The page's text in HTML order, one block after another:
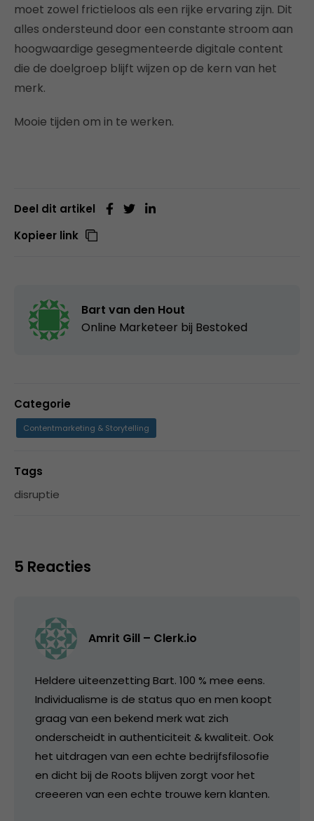
moet zowel frictieloos als een rijke ervaring zijn. Dit
alles ondersteund door een constante stroom aan
hoogwaardige gesegmenteerde digitale content
die de doelgroep blijft wijzen op de kern van het
merk.
Mooie tijden om in te werken.
Deel dit artikel
Kopieer link
Bart van den Hout
Online Marketeer bij Bestoked
Categorie
Contentmarketing & Storytelling
Tags
disruptie
5 Reacties
Amrit Gill – Clerk.io
Heldere uiteenzetting Bart. 100 % mee eens.
Individualisme is de status quo en men koopt
graag van een bekend merk wat zich
onderscheidt in authenticiteit & kwaliteit. Ook
het uitdragen van een echte bedrijfsfilosofie
en dicht bij de Roots blijven zorgt voor het
creeeren van een echte trouwe kern klanten.